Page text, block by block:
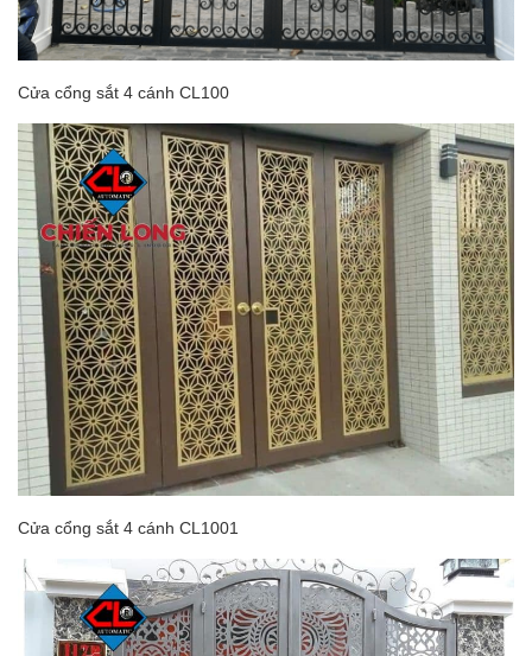
Cửa cổng sắt 4 cánh CL100
Cửa cổng sắt 4 cánh CL1001